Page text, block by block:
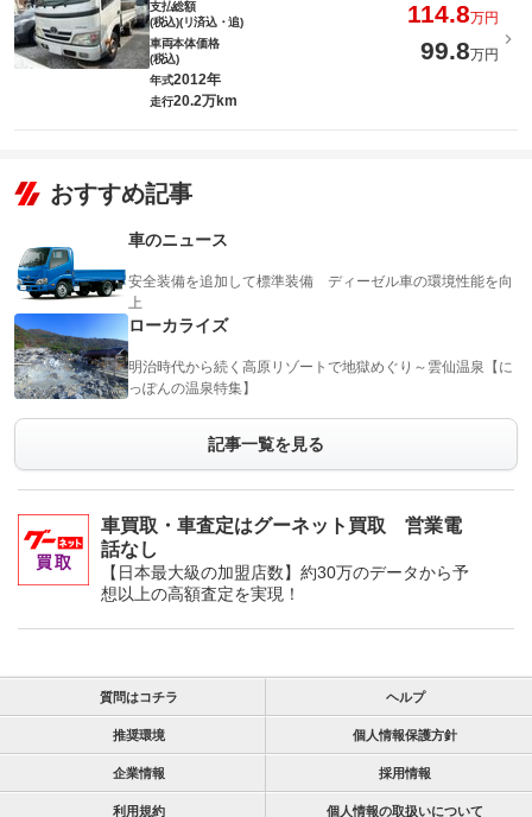
支払総額
(税込)(リ済込・追)
114.8万円
車両本体価格
(税込)
99.8万円
年式2012年
走行20.2万km
おすすめ記事
車のニュース
安全装備を追加して標準装備 ディーゼル車の環境性能を向
上
ローカライズ
明治時代から続く高原リゾートで地獄めぐり～雲仙温泉【に
っぽんの温泉特集】
記事一覧を見る
車買取・車査定はグーネット買取 営業電
話なし
【日本最大級の加盟店数】約30万のデータから予
想以上の高額査定を実現！
質問はコチラ ヘルプ
推奨環境 個人情報保護方針
企業情報 採用情報
利用規約 個人情報の取扱いについて